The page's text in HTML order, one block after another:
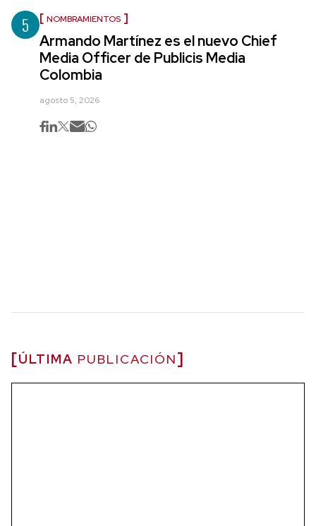
5 NOMBRAMIENTOS
Armando Martínez es el nuevo Chief
Media Officer de Publicis Media
Colombia
agosto 5, 2026
ÚLTIMA PUBLICACIÓN